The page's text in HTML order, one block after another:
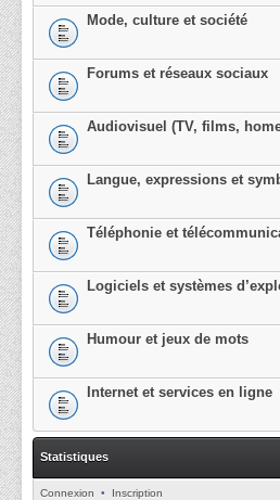
Mode, culture et société
Forums et réseaux sociaux
Audiovisuel (TV, films,
Langue, expressions et
Téléphonie et
Logiciels et systèmes
Humour et jeux de mots
Internet et services en ligne
Statistiques
Connexion • Inscription